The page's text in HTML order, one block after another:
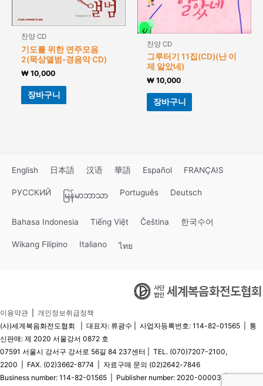
찬양 CD
기도를 위한 연주모음
2(묵상앨범-경음악 CD)
₩ 10,000
장바구니
찬양 CD
그루터기 11집(CD)(난 이
제 알았네)
₩ 10,000
장바구니
English 日本語 汉语 華語 Español FRANÇAIS
РУССКИЙ မြန်မာဘာသာ Português Deutsch
Bahasa Indonesia Tiếng Việt Čeština 한국수어
Wikang Filipino Italiano ไทย
이용약관
개인정보취급정책
(사)세계복음화전도협회 | 대표자: 류광수 | 사업자등록번호: 114-82-01565 | 통
신판매: 제 2020 서울강서 0872 호
07591 서울시 강서구 강서로 56길 84 237센터 | TEL. (070)7207-2100,
2200 | FAX. (02)3662-8774 | 자료구매 문의 (02)2642-7846
Business number: 114-82-01565 | Publisher number: 2020-00003 | Mail